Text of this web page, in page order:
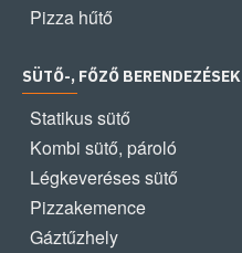
Pizza hűtő
SÜTŐ-, FŐZŐ BERENDEZÉSEK
Statikus sütő
Kombi sütő, pároló
Légkeveréses sütő
Pizzakemence
Gáztűzhely